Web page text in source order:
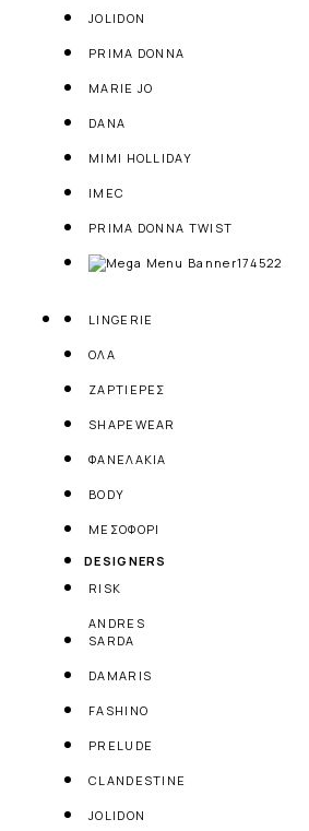
JOLIDON
PRIMA DONNA
MARIE JO
DANA
MIMI HOLLIDAY
IMEC
PRIMA DONNA TWIST
LINGERIE
ΟΛΑ
ΖΑΡΤΙΕΡΕΣ
SHAPEWEAR
ΦΑΝΕΛΑΚΙΑ
BODY
ΜΕΣΟΦΟΡΙ
DESIGNERS
RISK
ANDRES
SARDA
DAMARIS
FASHINO
PRELUDE
CLANDESTINE
JOLIDON